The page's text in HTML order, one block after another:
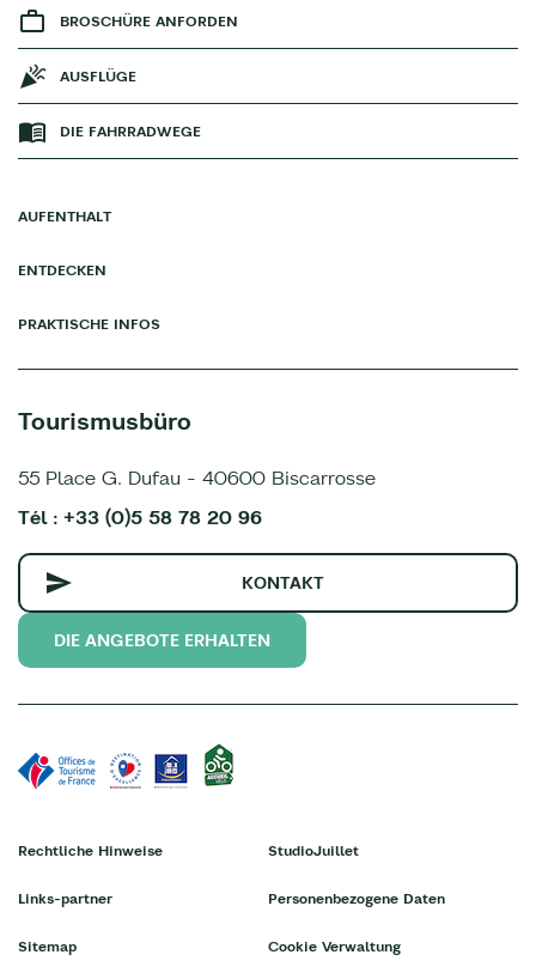
BROSCHÜRE ANFORDEN
AUSFLÜGE
DIE FAHRRADWEGE
AUFENTHALT
ENTDECKEN
PRAKTISCHE INFOS
Tourismusbüro
55 Place G. Dufau - 40600 Biscarrosse
Tél : +33 (0)5 58 78 20 96
KONTAKT
DIE ANGEBOTE ERHALTEN
Rechtliche Hinweise
Links-partner
Sitemap
StudioJuillet
Personenbezogene Daten
Cookie Verwaltung